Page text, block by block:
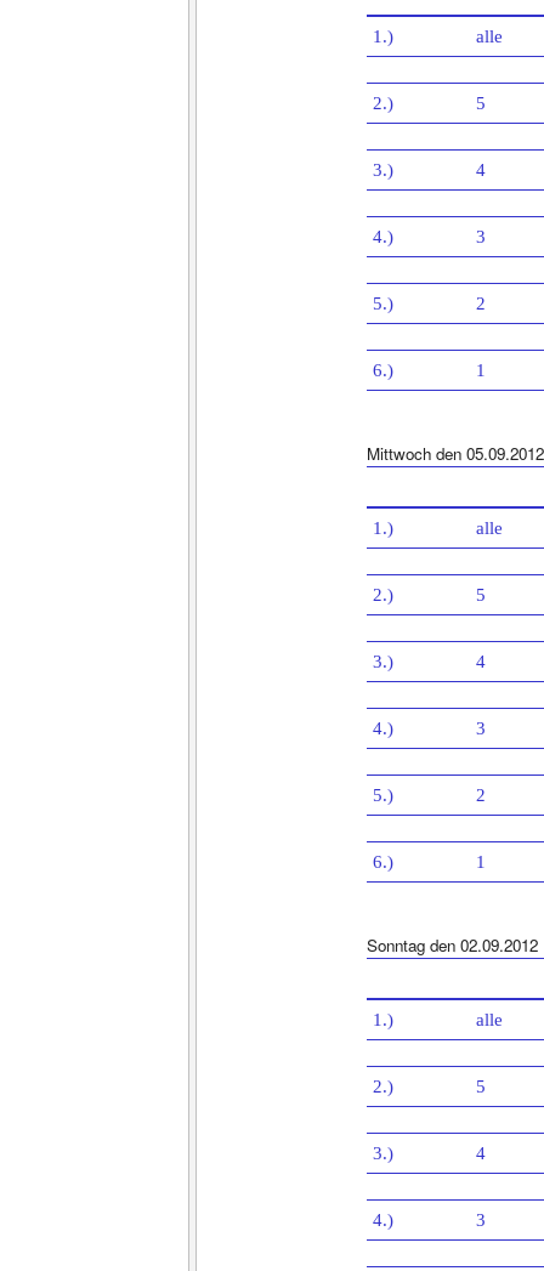
1.) alle
2.) 5
3.) 4
4.) 3
5.) 2
6.) 1
Mittwoch den 05.09.2012
1.) alle
2.) 5
3.) 4
4.) 3
5.) 2
6.) 1
Sonntag den 02.09.2012
1.) alle
2.) 5
3.) 4
4.) 3